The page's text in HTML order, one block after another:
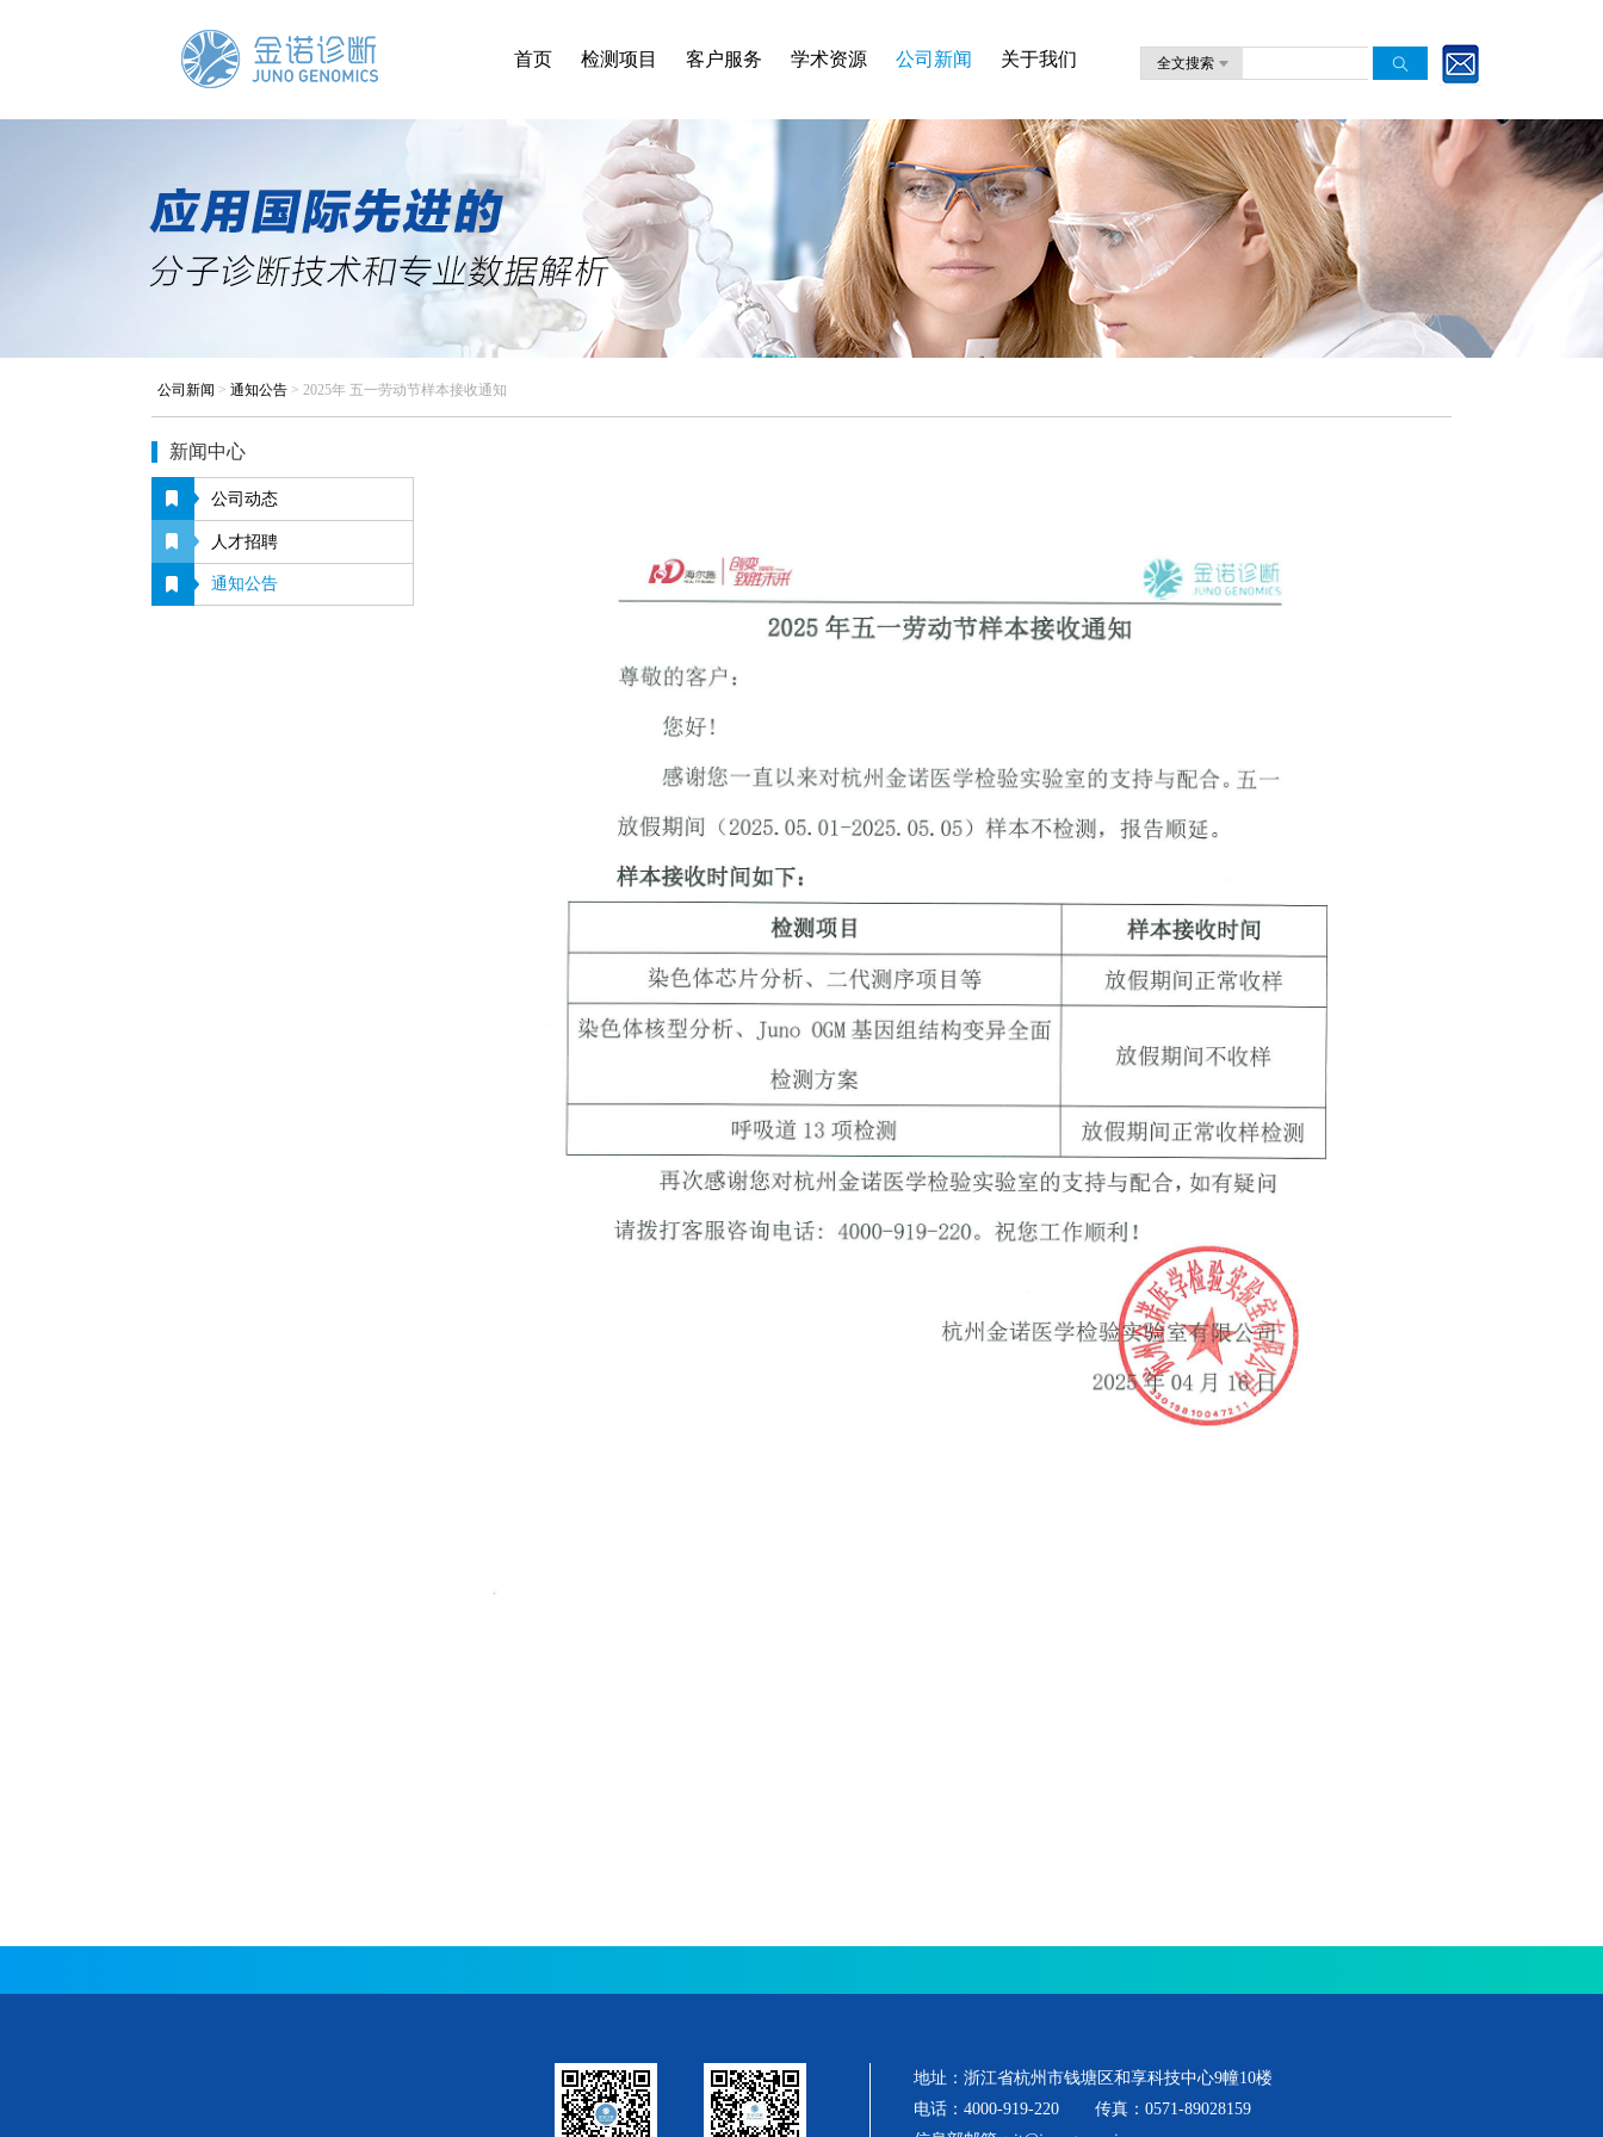
全文搜索
首页 检测项目 客户服务 学术资源 公司新闻 关于我们
公司新闻 > 通知公告 > 2025年 五一劳动节样本接收通知
新闻中心
公司动态
人才招聘
通知公告
地址：浙江省杭州市钱塘区和享科技中心9幢10楼
电话：4000-919-220
传真：0571-89028159